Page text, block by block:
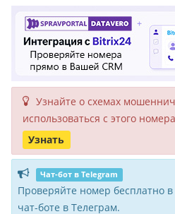
Узнайте о схемах
исполь­зоваться с этого номера
Узнать
Чат-бот в Telegram
Проверяйте номер бесплатно
чат-боте в Телеграм.